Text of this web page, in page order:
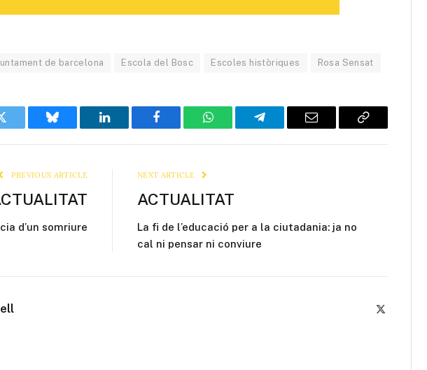
de barcelona Escola del Bosc Escoles històriques Rosa Sensat
Twitter Bluesky LinkedIn Facebook WhatsAppTelegram Email
Copy
PREVIOUS ARTICLE
d’un somriure
NEXT ARTICLE
ACTUALITAT
La fi de l’educació per a la ciutadania: ja no
cal ni pensar ni conviure